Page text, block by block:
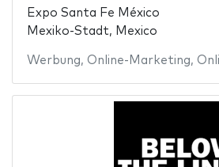
Expo Santa Fe México
Mexiko-Stadt, Mexico
Werbung, Online-Marketing,